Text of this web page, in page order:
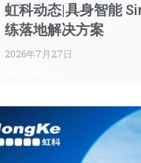
虹科动态|具身智能
练落地解决方案
2026年7月27日